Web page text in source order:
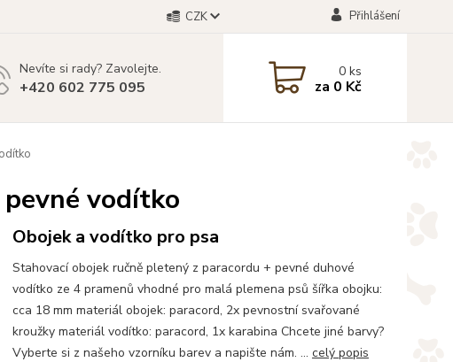
CZK Přihlášení
Nevíte si rady? Zavolejte.
+420 602 775 095
0ks
za 0 Kč
vodítko
Obojek a vodítko pro psa
Stahovací obojek ručně pletený z paracordu + pevné duhové
vodítko ze 4 pramenů vhodné pro malá plemena psů šířka obojku:
cca 18 mm materiál obojek: paracord, 2x pevnostní svařované
kroužky materiál vodítko: paracord, 1x karabina Chcete jiné barvy?
Vyberte si z našeho vzorníku barev a napište nám. ... celý popis